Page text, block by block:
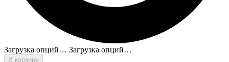
Загрузка опций… Загрузка опций…
В корзину